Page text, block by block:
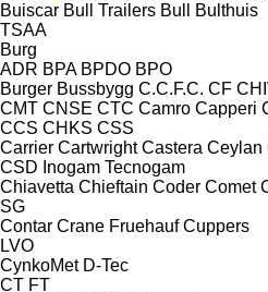
Buiscar Bull Trailers Bull
Bulthuis
TSAA
Burg
ADR BPA BPDO BPO
Burger Bussbygg C.C.F.C. CF
CMT CNSE CTC Camro Capperi
CCS CHKS CSS
Carrier Cartwright Castera Ceylan
CSD Inogam Tecnogam
Chiavetta Chieftain Coder Comet
SG
Contar Crane Fruehauf Cuppers
LVO
CynkoMet D-Tec
CT FT